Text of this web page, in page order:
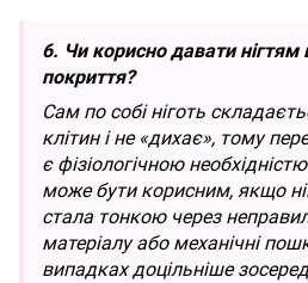
6. Чи корисно давати нігтям
покриття?
Сам по собі ніготь
клітин і не «дихає», тому
є фізіологічною
може бути корисним, якщо
стала тонкою через
матеріалу або механічні
випадках доцільніше